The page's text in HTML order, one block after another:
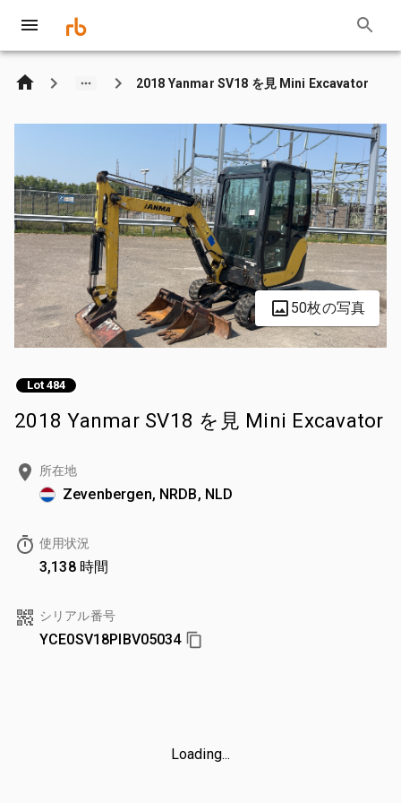
2018 Yanmar SV18 を見 Mini Excavator
50枚の写真
Lot 484
2018 Yanmar SV18 を見 Mini Excavator
所在地
Zevenbergen, NRDB, NLD
使用状況
3,138 時間
シリアル番号
YCE0SV18PIBV05034
Loading...